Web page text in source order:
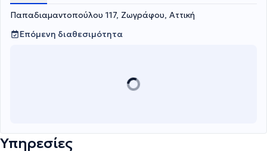
Παπαδιαμαντοπούλου 117, Ζωγράφου, Αττική
Επόμενη διαθεσιμότητα
Υπηρεσίες